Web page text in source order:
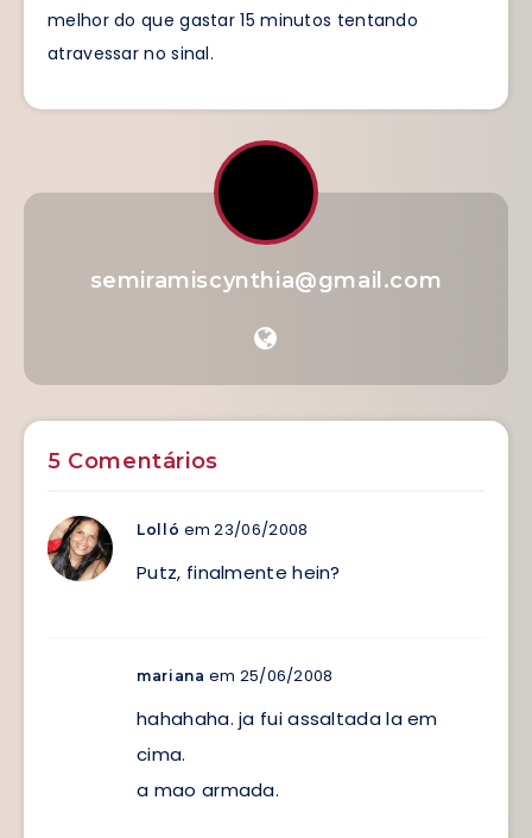
melhor do que gastar 15 minutos tentando
atravessar no sinal.
semiramiscynthia@gmail.com
5 Comentários
Lolló em 23/06/2008
Putz, finalmente hein?
mariana em 25/06/2008
hahahaha. ja fui assaltada la em
cima.
a mao armada.